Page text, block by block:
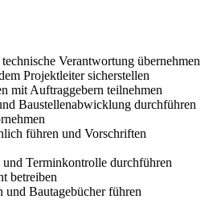
Verantwortung übernehmen
Projektleiter sicherstellen
mit Auftraggebern teilnehmen
Baustellenabwicklung durchführen
führen und Vorschriften
Terminkontrolle durchführen
betreiben
und Bautagebücher führen